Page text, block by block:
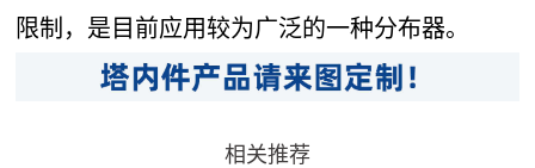
限制，是目前应用较为广泛的一种分布器。
相关推荐